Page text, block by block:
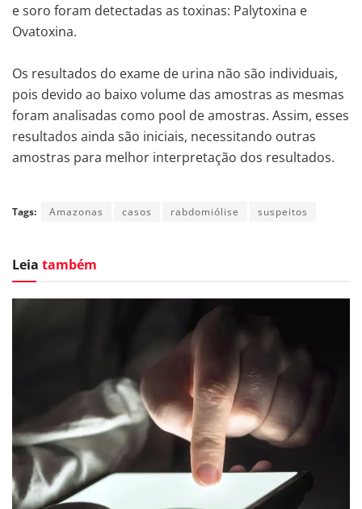
e soro foram detectadas as toxinas: Palytoxina e
Ovatoxina.
Os resultados do exame de urina não são individuais,
pois devido ao baixo volume das amostras as mesmas
foram analisadas como pool de amostras. Assim, esses
resultados ainda são iniciais, necessitando outras
amostras para melhor interpretação dos resultados.
Tags: Amazonas casos rabdomiólise suspeitos
Leia também